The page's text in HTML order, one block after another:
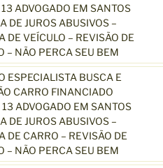
ADVOGADO EM SANTOS
DE JUROS ABUSIVOS –
DE VEÍCULO – REVISÃO DE
– NÃO PERCA SEU BEM
ESPECIALISTA BUSCA E
CARRO FINANCIADO
13 ADVOGADO EM SANTOS
DE JUROS ABUSIVOS –
DE CARRO – REVISÃO DE
– NÃO PERCA SEU BEM